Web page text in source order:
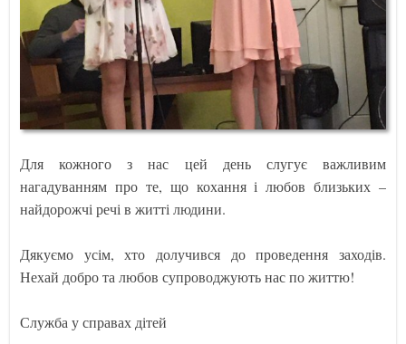
Для кожного з нас цей день слугує важливим
нагадуванням про те, що кохання і любов близьких –
найдорожчі речі в житті людини.
Дякуємо усім, хто долучився до проведення заходів.
Нехай добро та любов супроводжують нас по життю!
Служба у справах дітей